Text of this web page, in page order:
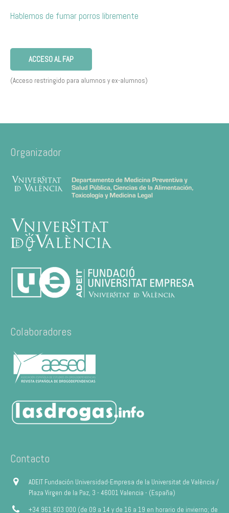
Hablemos de fumar porros libremente
ACCESO AL FAP
(Acceso restringido para alumnos y ex-alumnos)
Organizador
Colaboradores
Contacto
ADEIT Fundación Universidad-Empresa de la Universitat de València /
Plaza Virgen de la Paz, 3 - 46001 Valencia - (España)
+34 961 603 000 (de 09 a 14 y de 16 a 19 en horario de invierno; de